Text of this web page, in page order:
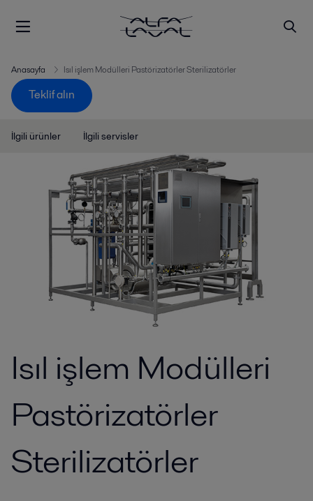
Anasayfa Isıl işlem Modülleri Pastörizatörler Sterilizatörler
Teklif alın
İlgili ürünler İlgili servisler
Isıl işlem Modülleri
Pastörizatörler
Sterilizatörler